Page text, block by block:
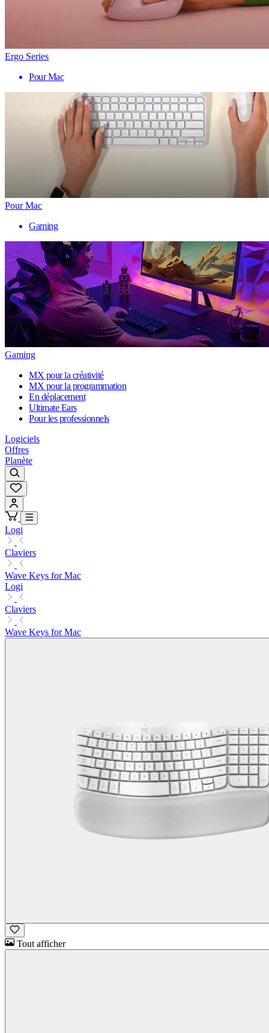
Ergo Series
Pour Mac
Pour Mac
Gaming
Gaming
MX pour la créativité
MX pour la programmation
En déplacement
Ultimate Ears
Pour les professionnels
Logiciels
Offres
Planète
Logi
Claviers
Wave Keys for Mac
Logi
Claviers
Wave Keys for Mac
Tout afficher